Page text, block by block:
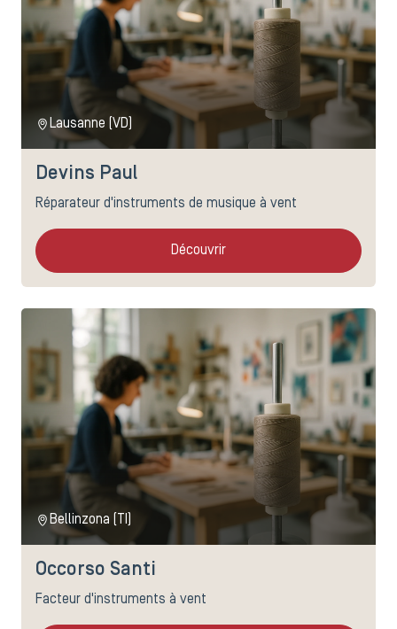
Lausanne (VD)
Devins Paul
Réparateur d'instruments de musique à vent
Découvrir
Bellinzona (TI)
Occorso Santi
Facteur d'instruments à vent